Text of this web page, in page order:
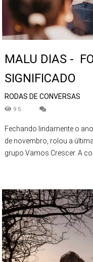
MALU DIAS -
SIGNIFICADO
RODAS DE CONVERSAS
95
Fechando lindamente o
de novembro, rolou a
grupo Vamos Crescer. A